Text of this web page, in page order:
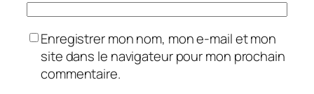
Enregistrer mon nom, mon e-mail et mon
site dans le navigateur pour mon prochain
commentaire.